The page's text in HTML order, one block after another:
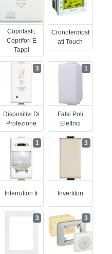
Copritasti,
Coprifori E
Tappi
Cronotermost
Ati Touch
Dispositivi Di
Protezione
3
Falsi Poli
Elettrici
1
Interruttori Ir
1
Invertitori
3
3 3